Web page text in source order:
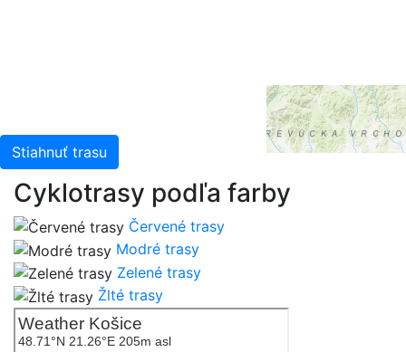
Stiahnuť trasu
Cyklotrasy podľa farby
Červené trasy
Modré trasy
Zelené trasy
Žlté trasy